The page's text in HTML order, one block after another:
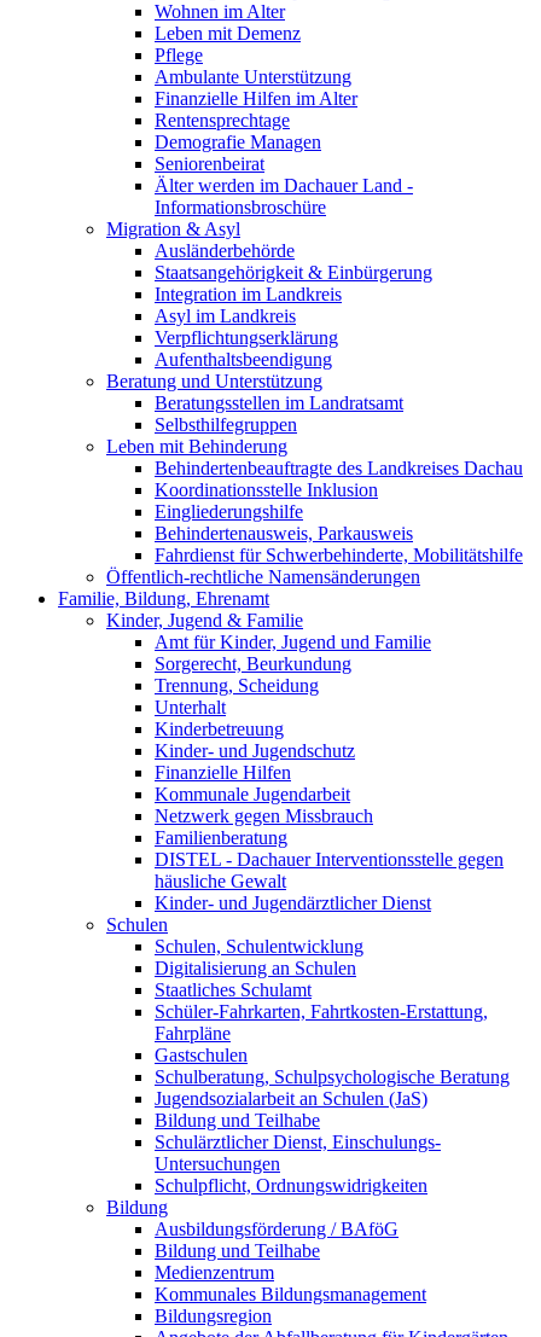
Wohnen im Alter
Leben mit Demenz
Pflege
Ambulante Unterstützung
Finanzielle Hilfen im Alter
Rentensprechtage
Demografie Managen
Seniorenbeirat
Älter werden im Dachauer Land -
Informationsbroschüre
Migration & Asyl
Ausländerbehörde
Staatsangehörigkeit & Einbürgerung
Integration im Landkreis
Asyl im Landkreis
Verpflichtungserklärung
Aufenthaltsbeendigung
Beratung und Unterstützung
Beratungsstellen im Landratsamt
Selbsthilfegruppen
Leben mit Behinderung
Behindertenbeauftragte des Landkreises Dachau
Koordinationsstelle Inklusion
Eingliederungshilfe
Behindertenausweis, Parkausweis
Fahrdienst für Schwerbehinderte, Mobilitätshilfe
Öffentlich-rechtliche Namensänderungen
Familie, Bildung, Ehrenamt
Kinder, Jugend & Familie
Amt für Kinder, Jugend und Familie
Sorgerecht, Beurkundung
Trennung, Scheidung
Unterhalt
Kinderbetreuung
Kinder- und Jugendschutz
Finanzielle Hilfen
Kommunale Jugendarbeit
Netzwerk gegen Missbrauch
Familienberatung
DISTEL - Dachauer Interventionsstelle gegen
häusliche Gewalt
Kinder- und Jugendärztlicher Dienst
Schulen
Schulen, Schulentwicklung
Digitalisierung an Schulen
Staatliches Schulamt
Schüler-Fahrkarten, Fahrtkosten-Erstattung,
Fahrpläne
Gastschulen
Schulberatung, Schulpsychologische Beratung
Jugendsozialarbeit an Schulen (JaS)
Bildung und Teilhabe
Schulärztlicher Dienst, Einschulungs-
Untersuchungen
Schulpflicht, Ordnungswidrigkeiten
Bildung
Ausbildungsförderung / BAföG
Bildung und Teilhabe
Medienzentrum
Kommunales Bildungsmanagement
Bildungsregion